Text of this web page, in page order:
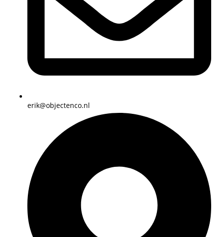
erik@objectenco.nl